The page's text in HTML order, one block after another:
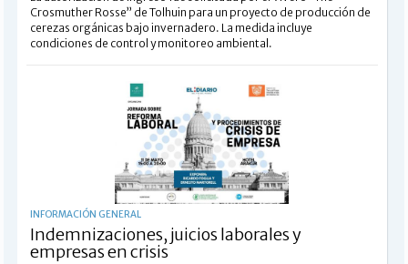
Crosmuther Rosse” de Tolhuin para un proyecto de producción de
cerezas orgánicas bajo invernadero. La medida incluye
condiciones de control y monitoreo ambiental.
INFORMACIÓN GENERAL
Indemnizaciones, juicios laborales y
empresas en crisis